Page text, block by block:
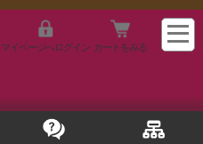
マイページへログイン カートをみる